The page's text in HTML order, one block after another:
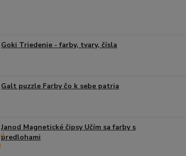
Goki Triedenie - farby, tvary, čísla
Galt puzzle Farby čo k sebe patria
Janod Magnetické čipsy Učím sa farby s
predlohami